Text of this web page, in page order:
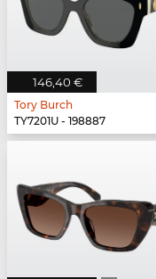
146,40 €
Tory Burch
TY7201U - 198887